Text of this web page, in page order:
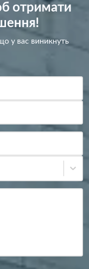
отримати
у вас виникнуть